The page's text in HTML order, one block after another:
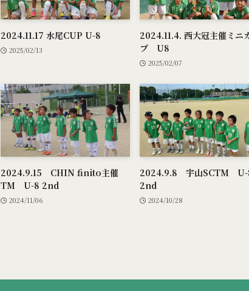
2024.11.17 水尾CUP U-8
2025/02/13
2024.11.4. 西大冠主催ミニ
プ U8
2025/02/07
2024.9.15 CHIN finito主催
TM U-8 2nd
2024/11/06
2024.9.8 宇山SCTM
2nd
2024/10/28